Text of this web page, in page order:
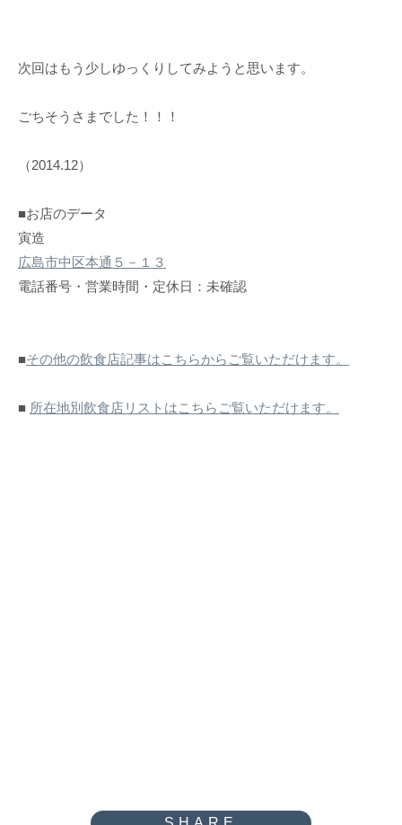
次回はもう少しゆっくりしてみようと思います。
ごちそうさまでした！！！
（2014.12）
■お店のデータ
寅造
広島市中区本通５－１３
電話番号・営業時間・定休日：未確認
■その他の飲食店記事はこちらからご覧いただけます。
■ 所在地別飲食店リストはこちらご覧いただけます。